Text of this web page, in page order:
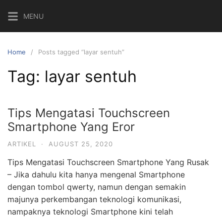
MENU
Home Posts tagged “layar sentuh”
Tag: layar sentuh
Tips Mengatasi Touchscreen
Smartphone Yang Eror
ARTIKEL · AUGUST 25, 2020
Tips Mengatasi Touchscreen Smartphone Yang Rusak
– Jika dahulu kita hanya mengenal Smartphone
dengan tombol qwerty, namun dengan semakin
majunya perkembangan teknologi komunikasi,
nampaknya teknologi Smartphone kini telah